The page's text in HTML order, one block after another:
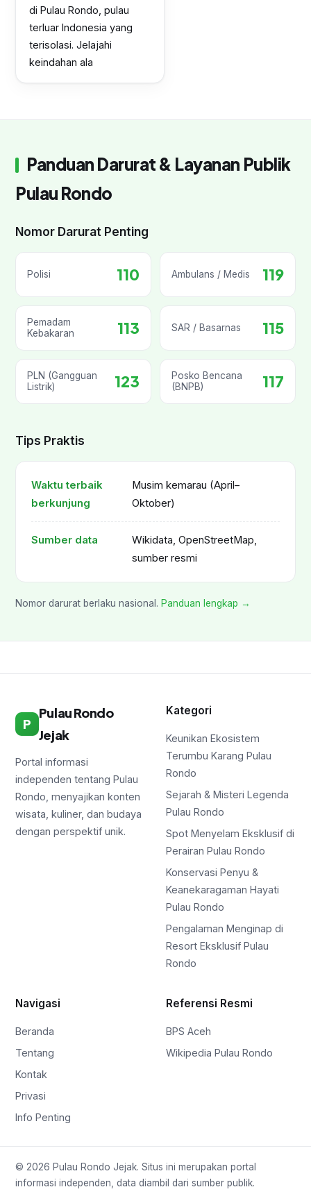
di Pulau Rondo, pulau
terluar Indonesia yang
terisolasi. Jelajahi
keindahan ala
Panduan Darurat & Layanan Publik
Pulau Rondo
Nomor Darurat Penting
Polisi 110 Ambulans / Medis 119
Pemadam
Kebakaran
113 SAR / Basarnas 115
PLN (Gangguan
Listrik)
123
Posko Bencana
(BNPB)
117
Tips Praktis
Waktu terbaik
berkunjung
Musim kemarau (April–
Oktober)
Sumber data
Wikidata, OpenStreetMap,
sumber resmi
Nomor darurat berlaku nasional. Panduan lengkap →
P
Pulau Rondo
Jejak
Portal informasi
independen tentang Pulau
Rondo, menyajikan konten
wisata, kuliner, dan budaya
dengan perspektif unik.
Kategori
Keunikan Ekosistem
Terumbu Karang Pulau
Rondo
Sejarah & Misteri Legenda
Pulau Rondo
Spot Menyelam Eksklusif di
Perairan Pulau Rondo
Konservasi Penyu &
Keanekaragaman Hayati
Pulau Rondo
Pengalaman Menginap di
Resort Eksklusif Pulau
Rondo
Navigasi
Beranda
Tentang
Kontak
Privasi
Info Penting
Referensi Resmi
BPS Aceh
Wikipedia Pulau Rondo
© 2026 Pulau Rondo Jejak. Situs ini merupakan portal
informasi independen, data diambil dari sumber publik.